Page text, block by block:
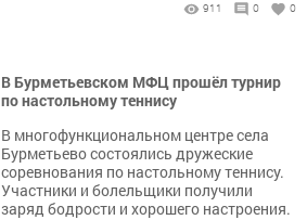
911 0 0
В Бурметьевском МФЦ прошёл турнир
по настольному теннису
В многофункциональном центре села
Бурметьево состоялись дружеские
соревнования по настольному теннису.
Участники и болельщики получили
заряд бодрости и хорошего настроения.